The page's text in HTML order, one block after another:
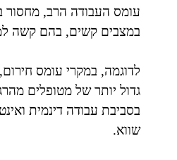
עומס העבודה הרב, מחסור
במצבים קשים, בהם קשה
לדוגמה, במקרי עומס
גדול יותר של מטופלים
בסביבת עבודה דינמית
שווא.